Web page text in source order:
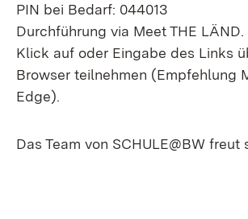
PIN bei Bedarf: 044013
Durchführung via Meet THE
Klick auf oder Eingabe des Links
Browser teilnehmen (Empfehlung
Edge).
Das Team von SCHULE@BW freut